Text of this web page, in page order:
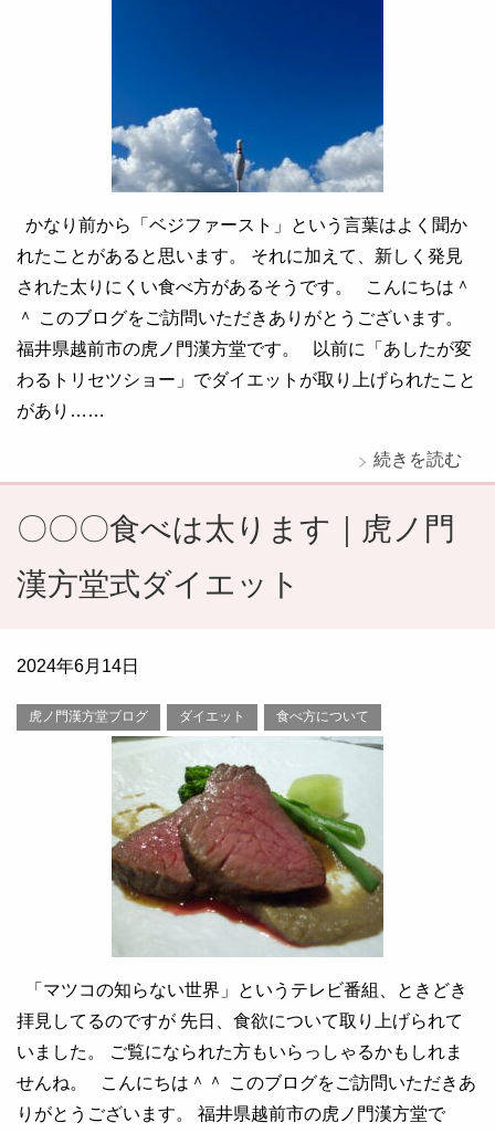
かなり前から「ベジファースト」という言葉はよく聞か
れたことがあると思います。 それに加えて、新しく発見
された太りにくい食べ方があるそうです。 こんにちは＾
＾ このブログをご訪問いただきありがとうございます。
福井県越前市の虎ノ門漢方堂です。 以前に「あしたが変
わるトリセツショー」でダイエットが取り上げられたこと
があり……
続きを読む
〇〇〇食べは太ります｜虎ノ門
漢方堂式ダイエット
2024年6月14日
虎ノ門漢方堂ブログ ダイエット 食べ方について
「マツコの知らない世界」というテレビ番組、ときどき
拝見してるのですが 先日、食欲について取り上げられて
いました。 ご覧になられた方もいらっしゃるかもしれま
せんね。 こんにちは＾＾ このブログをご訪問いただきあ
りがとうございます。 福井県越前市の虎ノ門漢方堂で